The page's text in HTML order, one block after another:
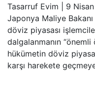
Tasarruf Evim 9
Japonya Maliye
döviz piyasası
dalgalanmanın
hükümetin döviz
karşı harekete